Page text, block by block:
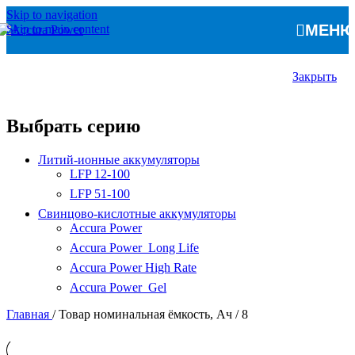
Skip to navigation
Skip to main content
Закрыть
Выбрать серию
Литий-ионные аккумуляторы
LFP 12-100
LFP 51-100
Свинцово-кислотные аккумуляторы
Accura Power
Accura Power Long Life
Accura Power High Rate
Accura Power Gel
Главная / Товар номинальная ёмкость, Ач / 8